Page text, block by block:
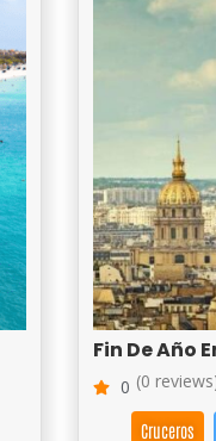
Fin De Año
0 (0
Cruceros